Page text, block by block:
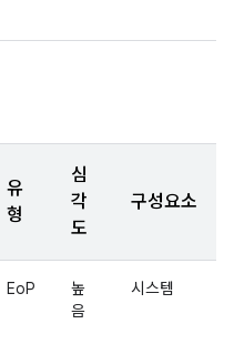
유
형
심
각
도
구성요소
EoP
높
음
시스템